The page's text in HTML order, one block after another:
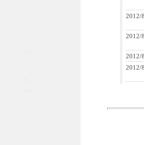
2012/
2012/
2012/
2012/